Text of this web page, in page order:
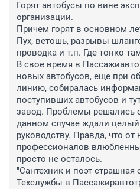
Горят автобусы по вине
организации.
Причем горят в основном
Пух, ветошь, разрывы
проводка и т.п. Где тонко
В свое время в
новых автобусов, еще при
линию, собиралась
поступивших автобусов и
завод. Проблемы решались
данном случае ждали целый
руководству. Правда, что от
профессионалов
просто не осталось.
"Сантехник и поэт страшная
Техслужбы в